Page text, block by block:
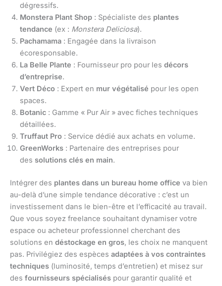
dégressifs.
Monstera Plant Shop : Spécialiste des plantes
tendance (ex : Monstera Deliciosa).
Pachamama : Engagée dans la livraison
écoresponsable.
La Belle Plante : Fournisseur pro pour les décors
d’entreprise.
Vert Déco : Expert en mur végétalisé pour les open
spaces.
Botanic : Gamme « Pur Air » avec fiches techniques
détaillées.
Truffaut Pro : Service dédié aux achats en volume.
GreenWorks : Partenaire des entreprises pour
des solutions clés en main.
Intégrer des plantes dans un bureau home office va bien
au-delà d’une simple tendance décorative : c’est un
investissement dans le bien-être et l’efficacité au travail.
Que vous soyez freelance souhaitant dynamiser votre
espace ou acheteur professionnel cherchant des
solutions en déstockage en gros, les choix ne manquent
pas. Privilégiez des espèces adaptées à vos contraintes
techniques (luminosité, temps d’entretien) et misez sur
des fournisseurs spécialisés pour garantir qualité et